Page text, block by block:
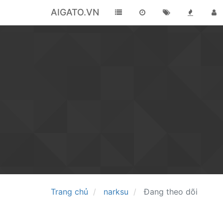
AIGATO.VN
Trang chủ narksu Đang theo dõi